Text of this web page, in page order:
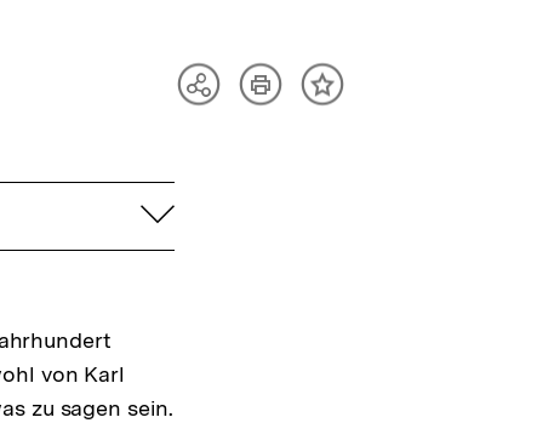
TeilenArtikelInhalt
aufklappen
von Karl
zu sagen sein.